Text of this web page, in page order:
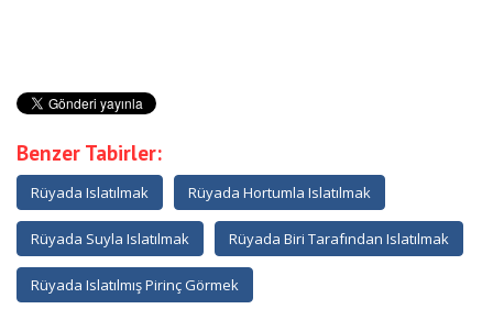
Benzer Tabirler:
Rüyada Islatılmak Rüyada Hortumla Islatılmak
Rüyada Suyla Islatılmak Rüyada Biri Tarafından Islatılmak
Rüyada Islatılmış Pirinç Görmek